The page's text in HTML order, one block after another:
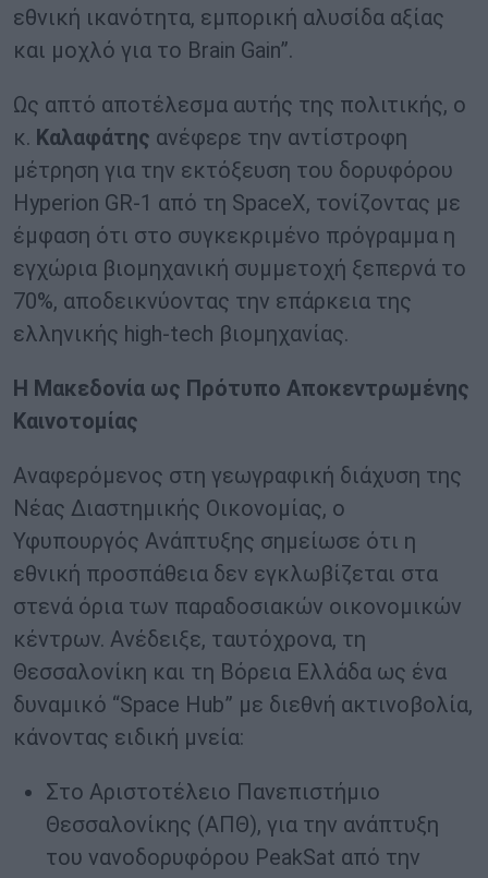
εθνική ικανότητα, εμπορική αλυσίδα αξίας
και μοχλό για το Brain Gain”.
Ως απτό αποτέλεσμα αυτής της πολιτικής, ο
κ. Καλαφάτης ανέφερε την αντίστροφη
μέτρηση για την εκτόξευση του δορυφόρου
Hyperion GR-1 από τη SpaceX, τονίζοντας με
έμφαση ότι στο συγκεκριμένο πρόγραμμα η
εγχώρια βιομηχανική συμμετοχή ξεπερνά το
70%, αποδεικνύοντας την επάρκεια της
ελληνικής high-tech βιομηχανίας.
Η Μακεδονία ως Πρότυπο Αποκεντρωμένης
Καινοτομίας
Αναφερόμενος στη γεωγραφική διάχυση της
Νέας Διαστημικής Οικονομίας, ο
Υφυπουργός Aνάπτυξης σημείωσε ότι η
εθνική προσπάθεια δεν εγκλωβίζεται στα
στενά όρια των παραδοσιακών οικονομικών
κέντρων. Ανέδειξε, ταυτόχρονα, τη
Θεσσαλονίκη και τη Βόρεια Ελλάδα ως ένα
δυναμικό “Space Hub” με διεθνή ακτινοβολία,
κάνοντας ειδική μνεία:
Στο Αριστοτέλειο Πανεπιστήμιο
Θεσσαλονίκης (ΑΠΘ), για την ανάπτυξη
του νανοδορυφόρου PeakSat από την